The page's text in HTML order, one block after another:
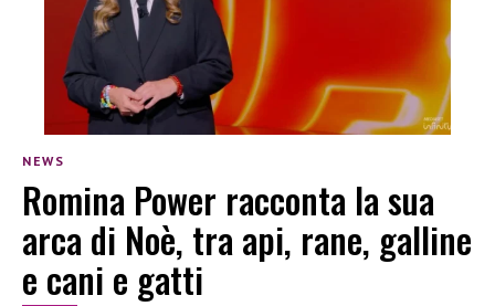
NEWS
Romina Power racconta la sua
arca di Noè, tra api, rane, galline
e cani e gatti